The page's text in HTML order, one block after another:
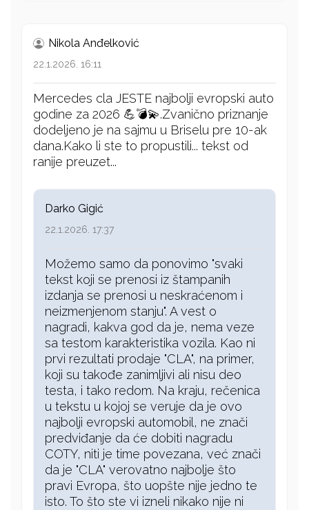
Nikola Anđelković
22.1.2026. 16:11
Mercedes cla JESTE najbolji evropski auto
godine za 2026 💪💣💫.Zvanično priznanje
dodeljeno je na sajmu u Briselu pre 10-ak
dana.Kako li ste to propustili... tekst od
ranije preuzet...
Darko Gigić
22.1.2026. 17:37
Možemo samo da ponovimo "svaki
tekst koji se prenosi iz štampanih
izdanja se prenosi u neskraćenom i
neizmenjenom stanju". A vest o
nagradi, kakva god da je, nema veze
sa testom karakteristika vozila. Kao ni
prvi rezultati prodaje "CLA", na primer,
koji su takođe zanimljivi ali nisu deo
testa, i tako redom. Na kraju, rečenica
u tekstu u kojoj se veruje da je ovo
najbolji evropski automobil, ne znači
predviđanje da će dobiti nagradu
COTY, niti je time povezana, već znači
da je "CLA" verovatno najbolje što
pravi Evropa, što uopšte nije jedno te
isto. To što ste vi izneli nikako nije ni